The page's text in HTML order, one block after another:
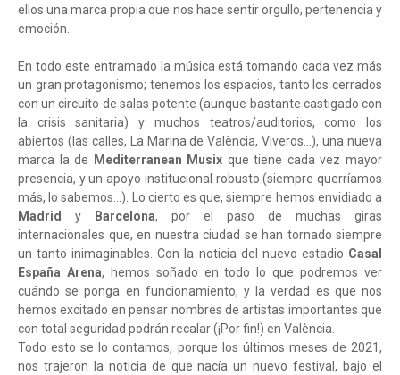
ellos una marca propia que nos hace sentir orgullo, pertenencia y
emoción.
En todo este entramado la música está tomando cada vez más
un gran protagonismo; tenemos los espacios, tanto los cerrados
con un circuito de salas potente (aunque bastante castigado con
la crisis sanitaria) y muchos teatros/auditorios, como los
abiertos (las calles, La Marina de València, Viveros…), una nueva
marca la de
Mediterranean Musix que tiene cada vez mayor
presencia, y un apoyo institucional robusto (siempre querríamos
más, lo sabemos…). Lo cierto es que, siempre hemos envidiado a
Madrid y Barcelona, por el paso de muchas giras
internacionales que, en nuestra ciudad se han tornado siempre
un tanto inimaginables. Con la noticia del nuevo estadio Casal
España Arena, hemos soñado en todo lo que podremos ver
cuándo se ponga en funcionamiento, y la verdad es que nos
hemos excitado en pensar nombres de artistas importantes que
con total seguridad podrán recalar (¡Por fin!) en València.
Todo esto se lo contamos, porque los últimos meses de 2021,
nos trajeron la noticia de que nacía un nuevo festival, bajo el